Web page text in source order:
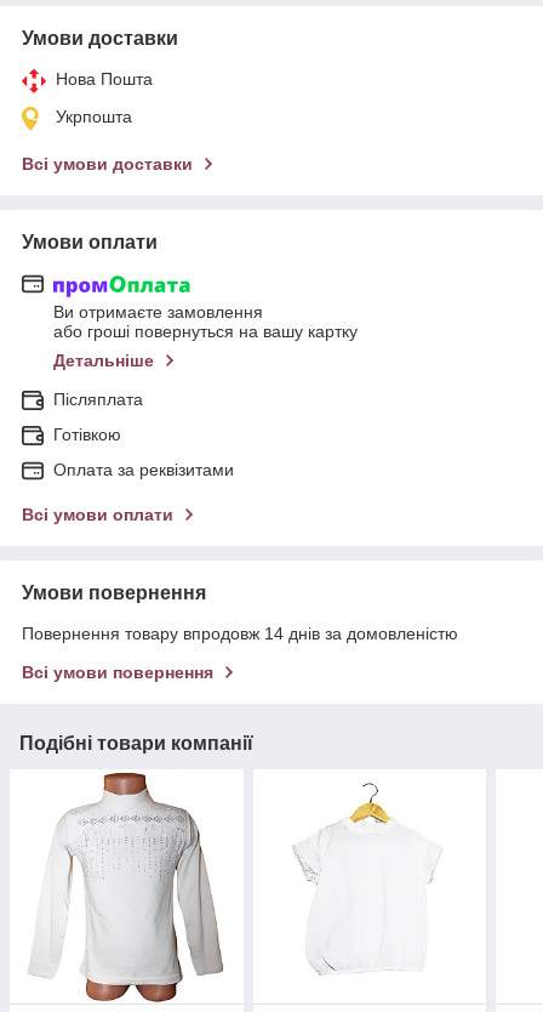
Умови доставки
Нова Пошта
Укрпошта
Всі умови доставки
Умови оплати
Ви отримаєте замовлення
або гроші повернуться на вашу картку
Детальніше
Післяплата
Готівкою
Оплата за реквізитами
Всі умови оплати
Умови повернення
Повернення товару впродовж 14 днів за домовленістю
Всі умови повернення
Подібні товари компанії